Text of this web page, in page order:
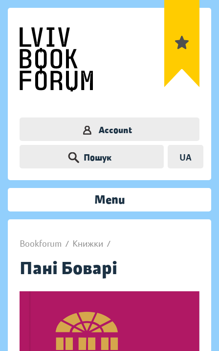
Account
Пошук UA
Menu
Bookforum / Книжки /
Пані Боварі